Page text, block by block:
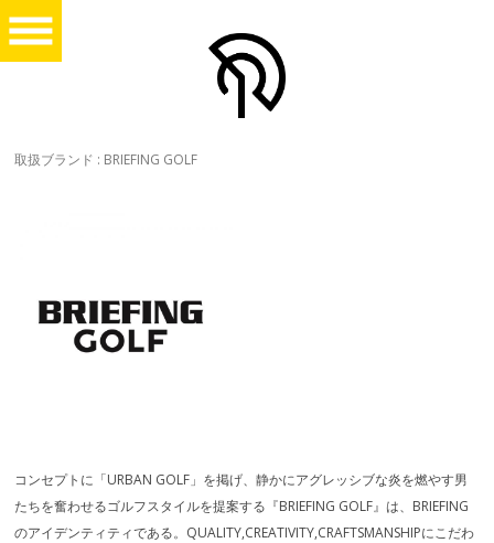
取扱ブランド : BRIEFING GOLF
コンセプトに「URBAN GOLF」を掲げ、静かにアグレッシブな炎を燃やす男
たちを奮わせるゴルフスタイルを提案する『BRIEFING GOLF』は、BRIEFING
のアイデンティティである。QUALITY,CREATIVITY,CRAFTSMANSHIPにこだわ